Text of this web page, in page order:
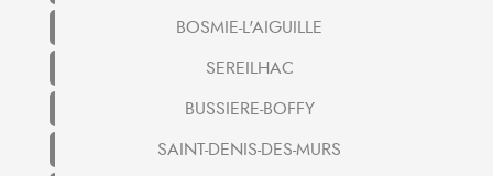
BOSMIE-L'AIGUILLE
SEREILHAC
BUSSIERE-BOFFY
SAINT-DENIS-DES-MURS